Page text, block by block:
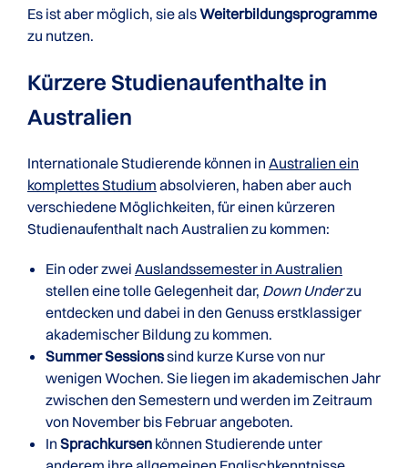
Es ist aber möglich, sie alsWeiterbildungsprogramme
zu nutzen.
Kürzere Studienaufenthalte in
Australien
Internationale Studierende können in Australien ein
komplettes Studium absolvieren, haben aber auch
verschiedene Möglichkeiten, für einen kürzeren
Studienaufenthalt nach Australien zu kommen:
Ein oder zwei Auslandssemester in Australien
stellen eine tolle Gelegenheit dar, Down Underzu
entdecken und dabei in den Genuss erstklassiger
akademischer Bildung zu kommen.
Summer Sessionssind kurze Kurse von nur
wenigen Wochen. Sie liegen im akademischen Jahr
zwischen den Semestern und werden im Zeitraum
von November bis Februar angeboten.
In Sprachkursen können Studierende unter